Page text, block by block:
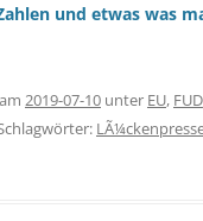
und etwas was
2019-07-10 unter EU, FUD